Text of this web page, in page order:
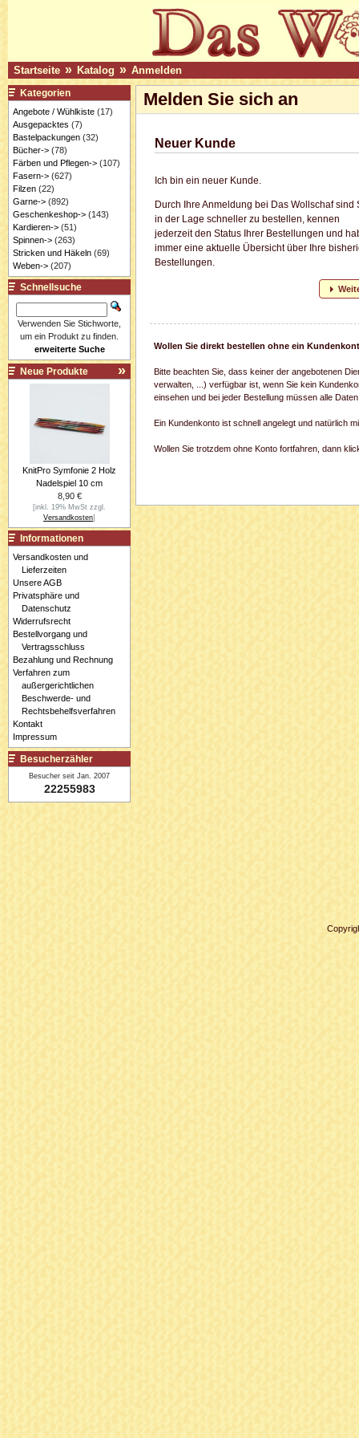
Startseite » Katalog » Anmelden
Melden Sie sich an
Neuer Kunde
Ich bin ein neuer Kunde.
Durch Ihre Anmeldung bei Das Wollschaf sind
in der Lage schneller zu bestellen, kennen
jederzeit den Status Ihrer Bestellungen und
immer eine aktuelle Übersicht über Ihre
Bestellungen.
Wollen Sie direkt bestellen ohne ein
Bitte beachten Sie, dass keiner der angebotenen
verwalten, ...) verfügbar ist, wenn Sie kein
einsehen und bei jeder Bestellung müssen alle
Ein Kundenkonto ist schnell angelegt und natürlich
Wollen Sie trotzdem ohne Konto fortfahren, dann
Kategorien
Angebote / Wühlkiste(17)
Ausgepacktes (7)
Bastelpackungen(32)
Bücher->(78)
Färben und Pflegen->(107)
Fasern->(627)
Filzen(22)
Garne->(892)
Geschenkeshop->(143)
Kardieren->(51)
Spinnen->(263)
Stricken und Häkeln(69)
Weben->(207)
Schnellsuche
Verwenden Sie Stichworte,
um ein Produkt zu finden.
erweiterte Suche
Neue Produkte
KnitPro Symfonie 2 Holz
Nadelspiel 10 cm
8,90 €
[inkl. 19% MwSt zzgl.
Versandkosten]
Informationen
Versandkosten und
Lieferzeiten
Unsere AGB
Privatsphäre und
Datenschutz
Widerrufsrecht
Bestellvorgang und
Vertragsschluss
Bezahlung und Rechnung
Verfahren zum
außergerichtlichen
Beschwerde- und
Rechtsbehelfsverfahren
Kontakt
Impressum
Besucherzähler
Besucher seit Jan. 2007
22255983